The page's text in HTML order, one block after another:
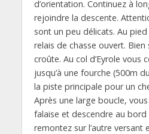
d’orientation. Continuez à
rejoindre la descente.
sont un peu délicats. Au
relais de chasse ouvert.
croûte. Au col d’Eyrole vous
jusqu’à une fourche (500m
la piste principale pour un
Après une large boucle,
falaise et descendre au bord
remontez sur l’autre versant